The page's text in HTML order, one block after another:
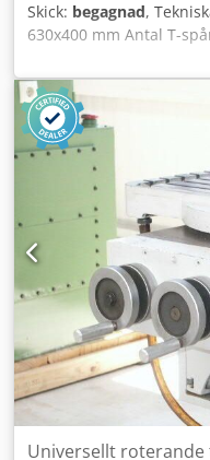
Skick: begagnad,
630x400 mm Antal T-
manuell/mekanisk:
Vinkeltiltbart
t.ex. TOS FNG eller
360° via handratt (skala
a=14mm; h=24mm;
Rock Fotplatta: Storlek
BxL=14x20mm
Universellt